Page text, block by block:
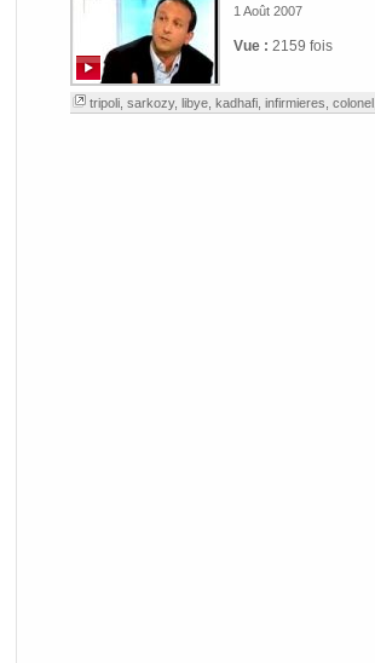
1 Août 2007
Vue : 2159 fois
tripoli, sarkozy, libye, kadhafi, infirmieres colonel,